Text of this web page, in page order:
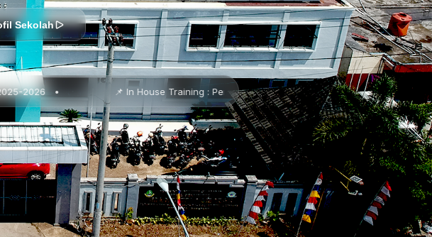
Sekolah
📌 In House Training : Pendidikan Karakter Pancawaluya • 📌 Lembaran Baru •